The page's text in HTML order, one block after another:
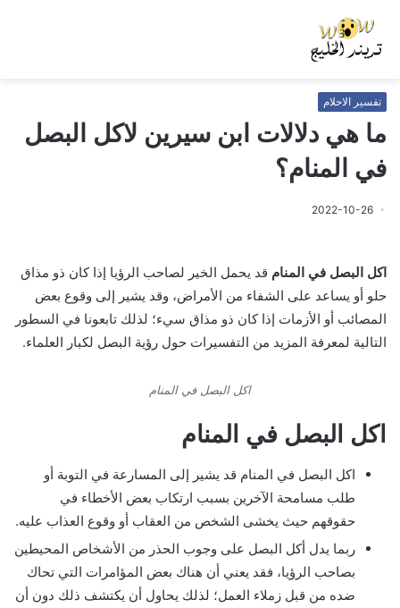
تفسير الاحلام
ما هي دلالات ابن سيرين لاكل البصل
في المنام؟
2022-10-26
اكل البصل في المنام قد يحمل الخير لصاحب الرؤيا إذا كان ذو مذاق
حلو أو يساعد على الشفاء من الأمراض، وقد يشير إلى وقوع بعض
المصائب أو الأزمات إذا كان ذو مذاق سيء؛ لذلك تابعونا في السطور
التالية لمعرفة المزيد من التفسيرات حول رؤية البصل لكبار العلماء.
اكل البصل في المنام
اكل البصل في المنام
اكل البصل في المنام قد يشير إلى المسارعة في التوبة أو
طلب مسامحة الآخرين بسبب ارتكاب بعض الأخطاء في
حقوقهم حيث يخشى الشخص من العقاب أو وقوع العذاب عليه.
ربما يدل أكل البصل على وجوب الحذر من الأشخاص المحيطين
بصاحب الرؤيا، فقد يعني أن هناك بعض المؤامرات التي تحاك
ضده من قبل زملاء العمل؛ لذلك يحاول أن يكتشف ذلك دون أن